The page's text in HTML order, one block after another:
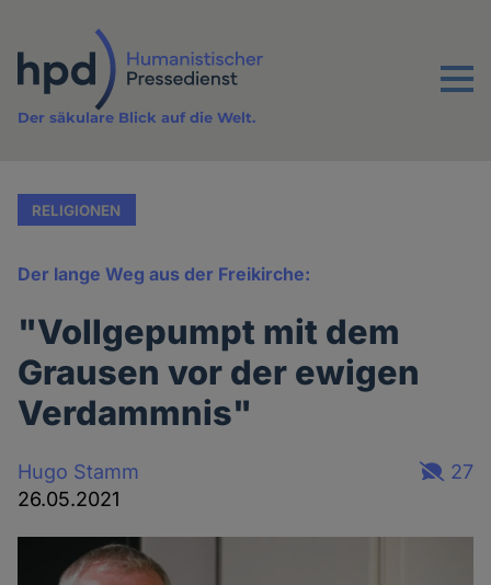
Inhalt
Menu
Der säkulare Blick auf die Welt.
RELIGIONEN
Der lange Weg aus der Freikirche:
"Vollgepumpt mit dem
Grausen vor der ewigen
Verdammnis"
Hugo Stamm
26.05.2021
27